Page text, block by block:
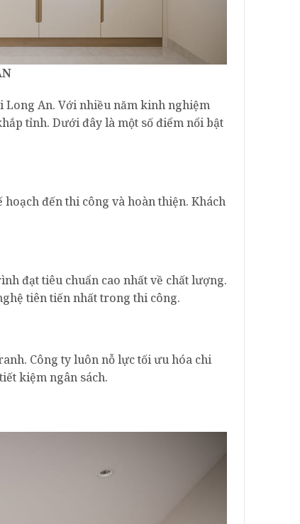
An. Với nhiều năm kinh nghiệm
tỉnh. Dưới đây là một số điểm nổi bật
đến thi công và hoàn thiện. Khách
đạt tiêu chuẩn cao nhất về chất lượng.
tiên tiến nhất trong thi công.
Công ty luôn nỗ lực tối ưu hóa chi
kiệm ngân sách.